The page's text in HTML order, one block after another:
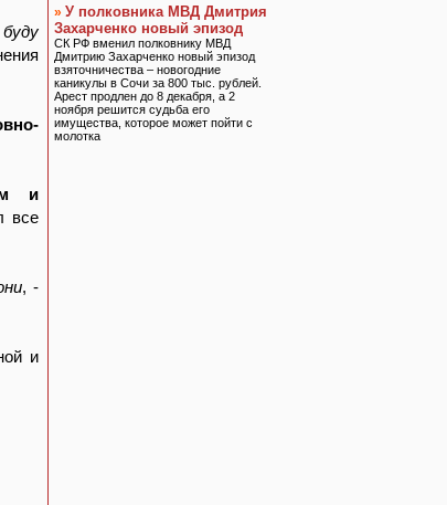
и
все
, -
и
» У полковника МВД Дмитрия
Захарченко новый эпизод
СК РФ вменил полковнику МВД
Дмитрию Захарченко новый эпизод
взяточничества – новогодние
каникулы в Сочи за 800 тыс. рублей.
Арест продлен до 8 декабря, а 2
ноября решится судьба его
имущества, которое может пойти с
молотка